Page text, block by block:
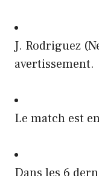
J. Rodriguez
avertissement.
Le match est
Dans les 6